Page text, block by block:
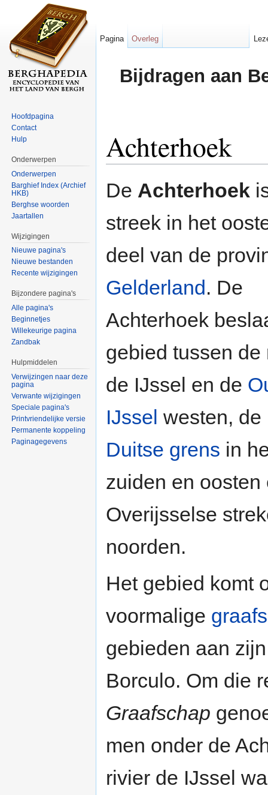
Bijdragen aan
Achterhoek
De Achterhoek
streek in het
deel van de
Gelderland . De
Achterhoek
gebied tussen de
de IJssel en de
IJssel westen, de
Duitse grens in
zuiden en oosten
Overijsselse
noorden.
Het gebied komt
voormalige
gebieden aan
Borculo. Om die
Graafschap
men onder de
rivier de IJssel
Pagina Overleg
Hoofdpagina
Contact
Hulp
Onderwerpen
Onderwerpen
Barghief Index (Archief
HKB)
Berghse woorden
Jaartallen
Wijzigingen
Nieuwe pagina's
Nieuwe bestanden
Recente wijzigingen
Bijzondere pagina's
Alle pagina's
Beginnetjes
Willekeurige pagina
Zandbak
Hulpmiddelen
Verwijzingen naar deze
pagina
Verwante wijzigingen
Speciale pagina's
Printvriendelijke versie
Permanente koppeling
Paginagegevens